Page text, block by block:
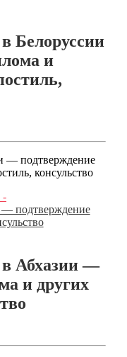
Белоруссии
и
— подтверждение
консульство
-
в Абхазии —
и других